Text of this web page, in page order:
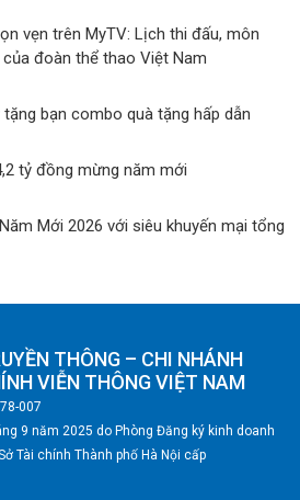
vẹn trên MyTV: Lịch thi đấu, môn
đoàn thể thao Việt Nam
bạn combo quà tặng hấp dẫn
tỷ đồng mừng năm mới
Mới 2026 với siêu khuyến mại tổng
THÔNG – CHI NHÁNH
VIỄN THÔNG VIỆT NAM
007
9 năm 2025 do Phòng Đăng ký kinh doanh
Tài chính Thành phố Hà Nội cấp